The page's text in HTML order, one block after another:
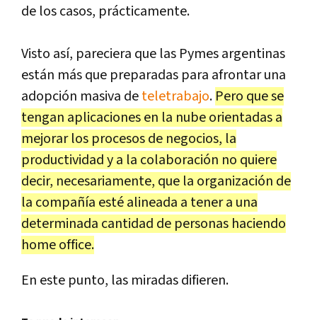
de los casos, prácticamente.
Visto así, pareciera que las Pymes argentinas
están más que preparadas para afrontar una
adopción masiva deteletrabajo. Pero que se
tengan aplicaciones en la nube orientadas a
mejorar los procesos de negocios, la
productividad y a la colaboración no quiere
decir, necesariamente, que la organización de
la compañía esté alineada a tener a una
determinada cantidad de personas haciendo
home office.
En este punto, las miradas difieren.